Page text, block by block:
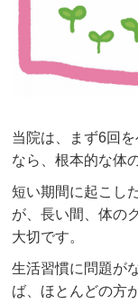
当院は、まず6回
なら、根本的な体
短い期間に起こし
が、長い間、体の
大切です。
生活習慣に問題が
ば、ほとんどの方